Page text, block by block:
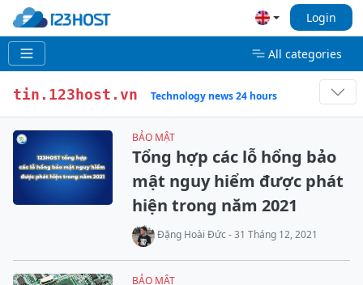
Login
All categories
tin.123host.vn Technology news 24 hours
BẢO MẬT
Tổng hợp các lỗ hổng bảo
mật nguy hiểm được phát
hiện trong năm 2021
Đặng Hoài Đức - 31 Tháng 12, 2021
BẢO MẬT